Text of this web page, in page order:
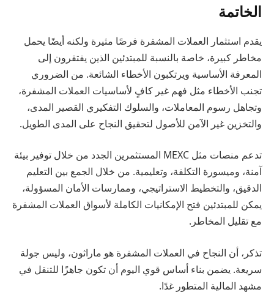
الخاتمة
يقدم استثمار العملات المشفرة فرصًا مثيرة ولكنه أيضًا يحمل
مخاطر كبيرة، خاصة بالنسبة للمبتدئين الذين يفتقرون إلى
المعرفة الأساسية ويرتكبون الأخطاء الشائعة. من الضروري
تجنب الأخطاء مثل فهم غير كافٍ لأساسيات العملات المشفرة،
وتجاهل رسوم المعاملات، والسلوك التفكيري القصير المدى،
والتخزين غير الآمن للأصول لتحقيق النجاح على المدى الطويل.
تدعم منصات مثل MEXC المستثمرين الجدد من خلال توفير بيئة
آمنة، وميسورة التكلفة، وتعليمية. من خلال الجمع بين التعليم
الدقيق، والتخطيط الاستراتيجي، وممارسات الأمان المسؤولة،
يمكن للمبتدئين فتح الإمكانيات الكاملة لأسواق العملات المشفرة
مع تقليل المخاطر.
تذكر، أن النجاح في العملات المشفرة هو ماراثون، وليس جولة
سريعة. يضمن بناء أساس قوي اليوم أن تكون جاهزًا للتنقل في
مشهد المالية المتطور غدًا.